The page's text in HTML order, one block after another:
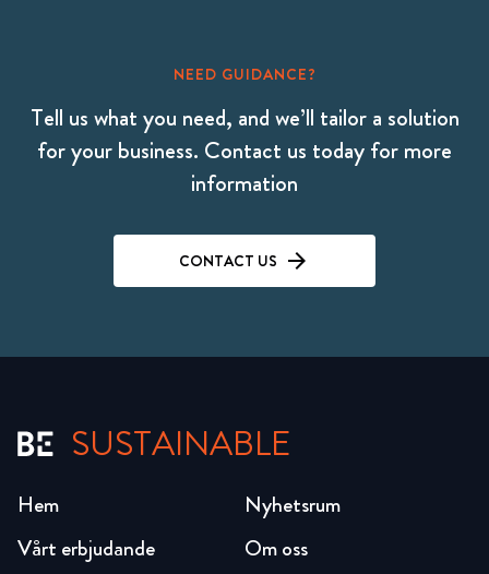
NEED GUIDANCE?
Tell us what you need, and we’ll tailor a solution
for your business. Contact us today for more
information
CONTACT US
SUSTAINABLE
Hem
Vårt erbjudande
Nyhetsrum
Om oss